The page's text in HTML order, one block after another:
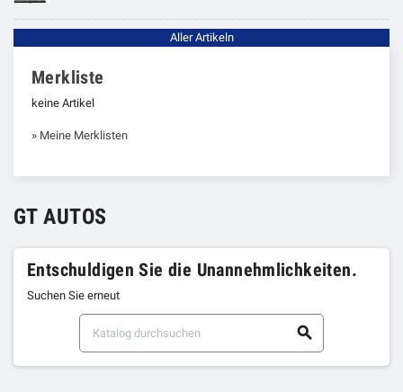
Aller Artikeln
Merkliste
keine Artikel
» Meine Merklisten
GT AUTOS
Entschuldigen Sie die Unannehmlichkeiten.
Suchen Sie erneut
